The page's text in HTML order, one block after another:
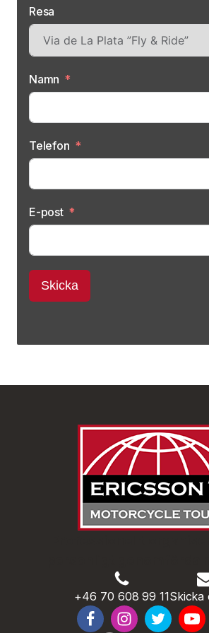
Reseförsäkring. Ett utökat/extra
Hemförsäkringen
Resa
Namn
Telefon
E-post
Skicka
+46 70 608 99 11Skicka